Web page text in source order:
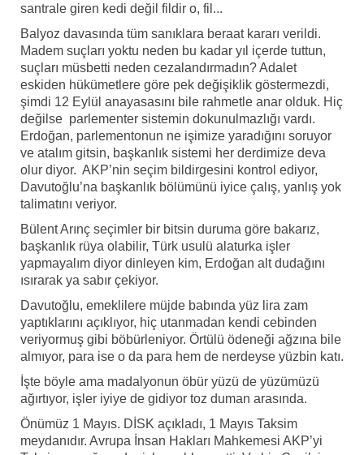
santrale giren kedi değil fildir o, fil...
Balyoz davasında tüm sanıklara beraat kararı verildi.
Madem suçları yoktu neden bu kadar yıl içerde tuttun,
suçları müsbetti neden cezalandırmadın? Adalet
eskiden hükümetlere göre pek değişiklik göstermezdi,
şimdi 12 Eylül anayasasını bile rahmetle anar olduk. Hiç
değilse parlementer sistemin dokunulmazlığı vardı.
Erdoğan, parlementonun ne işimize yaradığını soruyor
ve atalım gitsin, başkanlık sistemi her derdimize deva
olur diyor. AKP’nin seçim bildirgesini kontrol ediyor,
Davutoğlu’na başkanlık bölümünü iyice çalış, yanlış yok
talimatını veriyor.
Bülent Arınç seçimler bir bitsin duruma göre bakarız,
başkanlık rüya olabilir, Türk usulü alaturka işler
yapmayalım diyor dinleyen kim, Erdoğan alt dudağını
ısırarak ya sabır çekiyor.
Davutoğlu, emeklilere müjde babında yüz lira zam
yaptıklarını açıklıyor, hiç utanmadan kendi cebinden
veriyormuş gibi böbürleniyor. Örtülü ödeneği ağzına bile
almıyor, para ise o da para hem de nerdeyse yüzbin katı.
İşte böyle ama madalyonun öbür yüzü de yüzümüzü
ağırtıyor, işler iyiye de gidiyor toz duman arasında.
Önümüz 1 Mayıs. DİSK açıkladı, 1 Mayıs Taksim
meydanıdır. Avrupa İnsan Hakları Mahkemesi AKP’yi